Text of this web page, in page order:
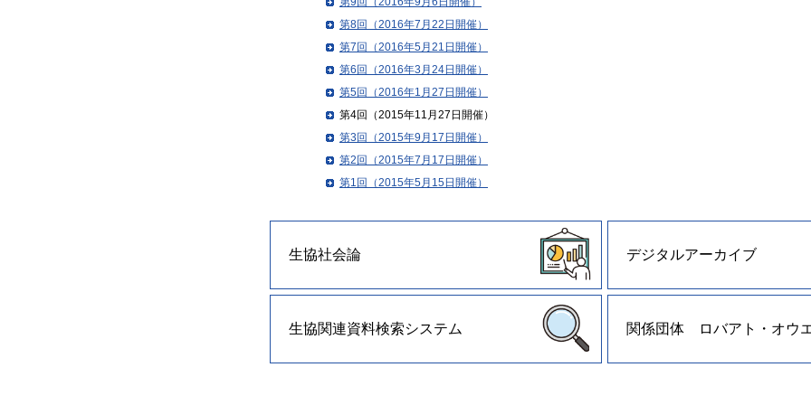
第8回（2016年7月22日開催）
第7回（2016年5月21日開催）
第6回（2016年3月24日開催）
第5回（2016年1月27日開催）
第4回（2015年11月27日開催）
第3回（2015年9月17日開催）
第2回（2015年7月17日開催）
第1回（2015年5月15日開催）
生協社会論 デジタルアーカイブ
生協関連資料検索システム 関係団体 ロバアト・オウ